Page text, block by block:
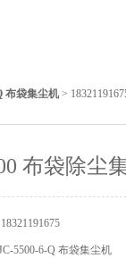
布袋集尘机 >
布袋除尘
5500-6-Q 布袋集尘机